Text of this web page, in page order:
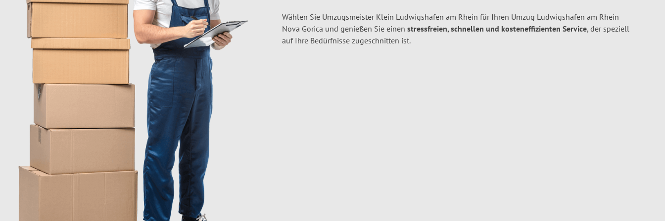
Wählen Sie Umzugsmeister Klein Ludwigshafen am Rhein für Ihren Umzug Ludwigshafen am Rhein
Nova Gorica und genießen Sie einen stressfreien, schnellen und kosteneffizienten Service, der speziell
auf Ihre Bedürfnisse zugeschnitten ist.